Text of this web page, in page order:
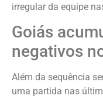
irregular da equipe
Goiás
negativos
Além da sequência
uma partida nas